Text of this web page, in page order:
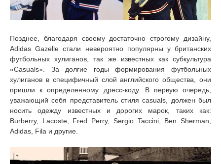
Позднее, благодаря своему достаточно строгому дизайну,
Adidas Gazelle стали невероятно популярны у британских
футбольных хулиганов, так же известных как субкультура
«Сasuals». За долгие годы формирования футбольных
хулиганов в специфичный слой английского общества, они
пришли к определенному дресс-коду. В первую очередь,
уважающий себя представитель стиля сasuals, должен был
носить одежду известных и дорогих марок, таких как:
Burberry, Lacoste, Fred Perry, Sergio Taccini, Ben Sherman,
Adidas, Fila и другие.